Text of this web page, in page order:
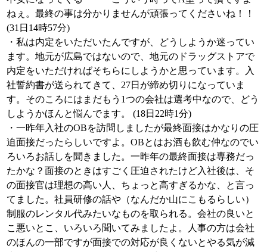
ねぇ。最終の事は分かりませんが頑張ってくださいね！！
(31日14時57分)
・私は内定をいただいたんですが、どうしようか迷ってい
ます。地元が広島ではないので、地元のドラッグストアで
内定をいただければそちらにしようかと思っています。入
社誓約書が送られてきて、27日が締め切りになっていま
す。そのころにはまだもう1つの会社は選考中なので、どう
しようかほんと悩んでます。 (18日22時1分)
・一昨年入社のOBを訪問しましたが最終面接はかなりの圧
迫面接だったらしいですよ。OBとはお酒も飲む仲なのでい
ろいろお話しを聞きました。一昨年の最終面接は専務だっ
たかな？面接のときはすごく圧迫されたけど入社後は、そ
の面接官は理想の高い人、ちょっと高すぎるかな、と言っ
てました。社員研修の話や（なんだか山にこもるらしい）
制服のレンタル代みたいなものを取られる。会社の良いと
こ悪いとこ、いろいろ聞いてみましたよ。人事の方は会社
のほんの一部ですが面接での対応が良くないとやる気が減